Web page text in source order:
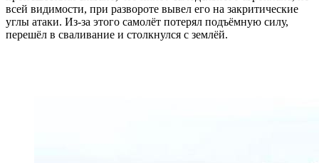
всей видимости, при развороте вывел его на закритические
углы атаки. Из-за этого самолёт потерял подъёмную силу,
перешёл в сваливание и столкнулся с землёй.